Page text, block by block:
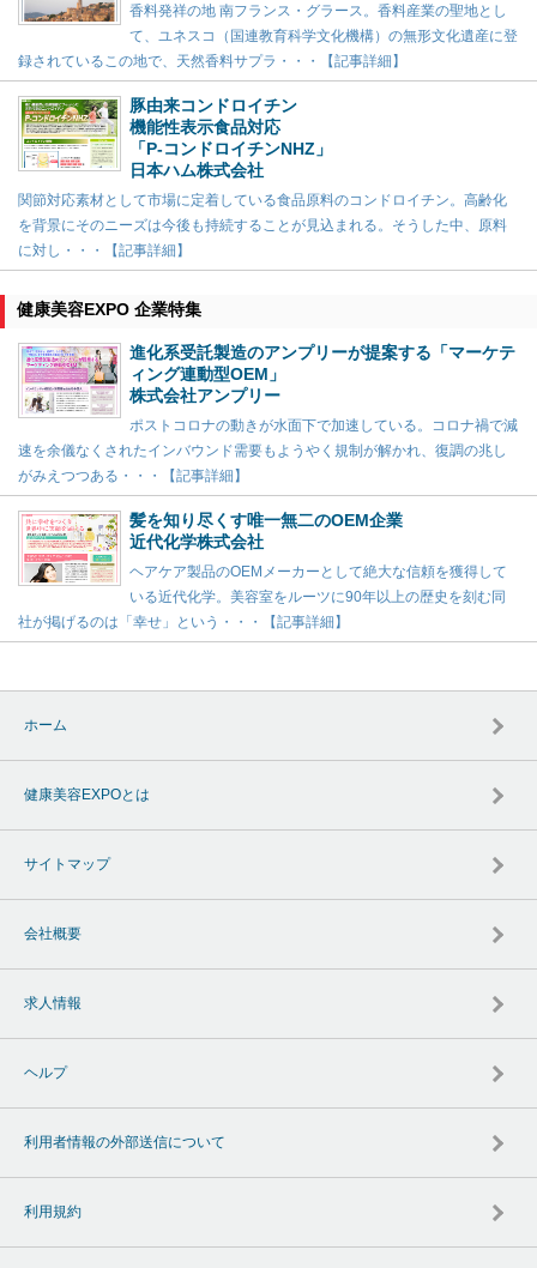
香料発祥の地 南フランス・グラース。香料産業の聖地とし
て、ユネスコ（国連教育科学文化機構）の無形文化遺産に登
録されているこの地で、天然香料サプラ・・・【記事詳細】
豚由来コンドロイチン
機能性表示食品対応
「P-コンドロイチンNHZ」
日本ハム株式会社
関節対応素材として市場に定着している食品原料のコンドロイチン。高齢化
を背景にそのニーズは今後も持続することが見込まれる。そうした中、原料
に対し・・・【記事詳細】
健康美容EXPO 企業特集
進化系受託製造のアンプリーが提案する「マーケテ
ィング連動型OEM」
株式会社アンプリー
ポストコロナの動きが水面下で加速している。コロナ禍で減
速を余儀なくされたインバウンド需要もようやく規制が解かれ、復調の兆し
がみえつつある・・・【記事詳細】
髪を知り尽くす唯一無二のOEM企業
近代化学株式会社
ヘアケア製品のOEMメーカーとして絶大な信頼を獲得して
いる近代化学。美容室をルーツに90年以上の歴史を刻む同
社が掲げるのは「幸せ」という・・・【記事詳細】
ホーム
健康美容EXPOとは
サイトマップ
会社概要
求人情報
ヘルプ
利用者情報の外部送信について
利用規約